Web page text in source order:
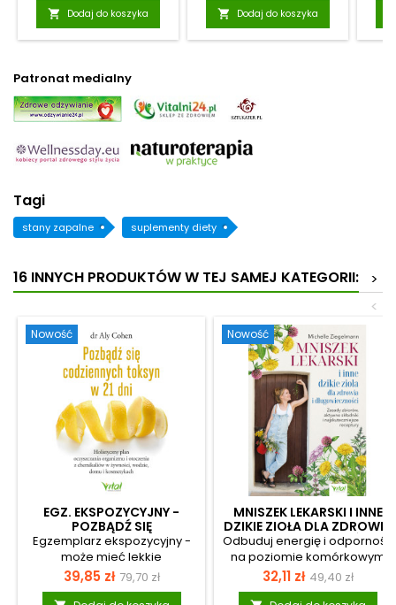
 Dodaj do koszyka  Dodaj do koszyka
Patronat medialny
Tagi
stany zapalne suplementy diety
16 INNYCH PRODUKTÓW W TEJ SAMEJ KATEGORII:
>
<
Nowość
EGZ. EKSPOZYCYJNY -
POZBĄDŹ SIĘ
CODZIENNYCH TOKSYN W
21 DNI
Egzemplarz ekspozycyjny -
może mieć lekkie
uszkodzenia (np.
zarysowanie, otarcie okładki,
Cena
39,85 zł Cena
podstawowa
79,70 zł
Nowość
MNISZEK LEKARSKI I INNE
DZIKIE ZIOŁA DLA ZDROWIA
I DŁUGOWIECZNOŚCI
Odbuduj energię i odporność
na poziomie komórkowym
Zmagasz się z ciągłym
zmęczeniem, mgłą
Cena
32,11 zł Cena
podstawowa
49,40 zł